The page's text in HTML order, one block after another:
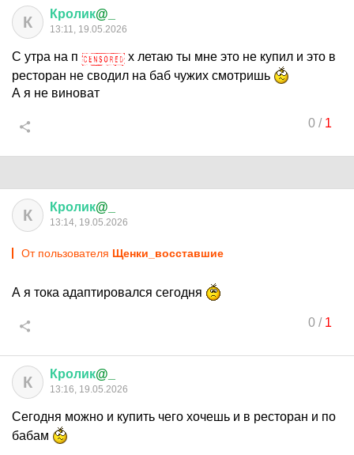
К Кролик@_
13:11, 19.05.2026
С утра на п
х летаю ты мне это не купил и это в
ресторан не сводил на баб чужих смотришь
А я не виноват
0/ 1
К Кролик@_
13:14, 19.05.2026
От пользователя Щенки_восставшие
А я тока адаптировался сегодня
0/ 1
К Кролик@_
13:16, 19.05.2026
Сегодня можно и купить чего хочешь и в ресторан и по
бабам